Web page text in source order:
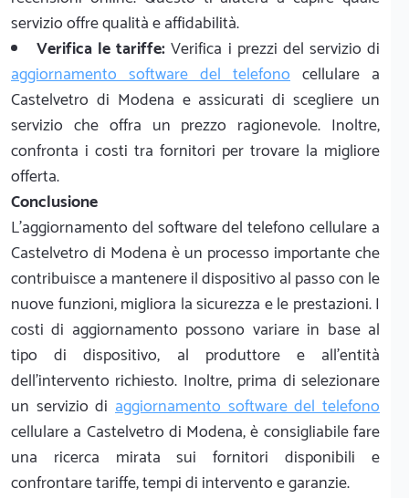
servizio offre qualità e affidabilità.
Verifica le tariffe: Verifica i prezzi del servizio di
aggiornamento software del telefono cellulare a
Castelvetro di Modena e assicurati di scegliere un
servizio che offra un prezzo ragionevole. Inoltre,
confronta i costi tra fornitori per trovare la migliore
offerta.
Conclusione
L'aggiornamento del software del telefono cellulare a
Castelvetro di Modena è un processo importante che
contribuisce a mantenere il dispositivo al passo con le
nuove funzioni, migliora la sicurezza e le prestazioni. I
costi di aggiornamento possono variare in base al
tipo di dispositivo, al produttore e all'entità
dell'intervento richiesto. Inoltre, prima di selezionare
un servizio di aggiornamento software del telefono
cellulare a Castelvetro di Modena, è consigliabile fare
una ricerca mirata sui fornitori disponibili e
confrontare tariffe, tempi di intervento e garanzie.